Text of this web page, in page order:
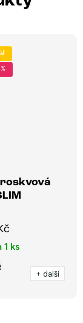
1 ks
+ další